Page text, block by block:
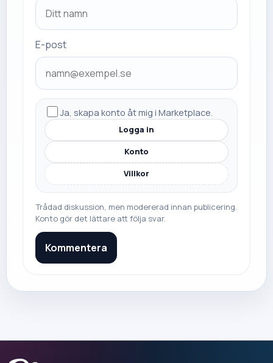
E-post
Ja, skapa konto åt mig i Marketplace.
Logga in
Konto
Villkor
Trådad diskussion, men modererad innan publicering.
Konto gör det lättare att följa svar.
Kommentera